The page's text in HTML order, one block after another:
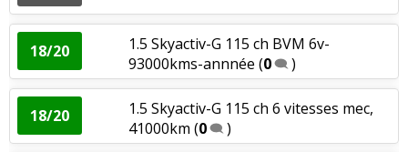
17/20
000km(0)
14/20
1.5 Skyactiv-G 90 ch Finition Selection
(0)
18/20 1.5 Skyactiv-G 90 ch
18/20
1.5 Skyactiv-G 115 ch BVM 6v-
93000kms-annnée (0 )
18/20
1.5 Skyactiv-G 115 ch 6 vitesses mec,
41000km (0 )